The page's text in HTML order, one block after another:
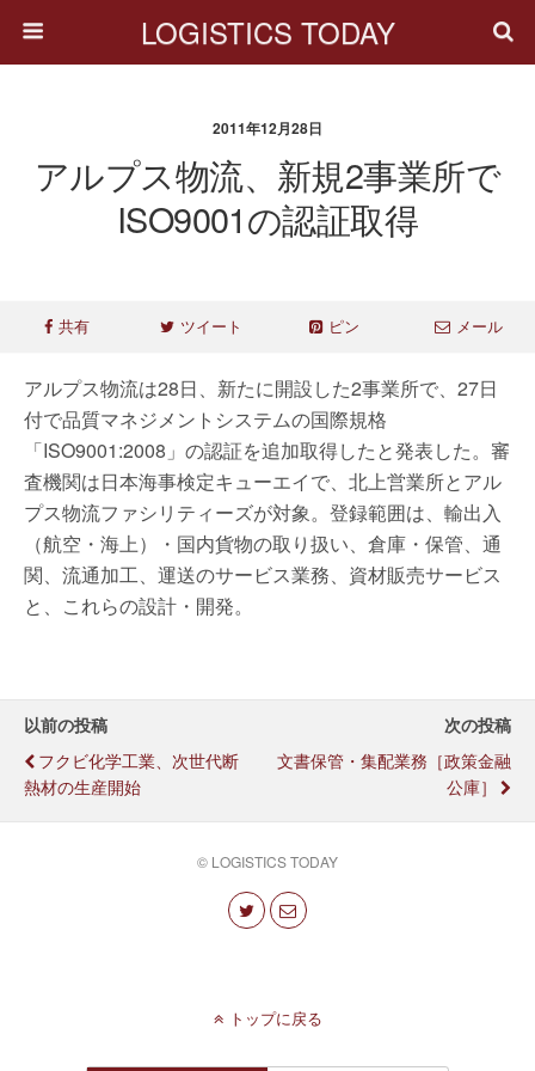
LOGISTICS TODAY
2011年12月28日
アルプス物流、新規2事業所で
ISO9001の認証取得
共有 ツイート ピン メール
アルプス物流は28日、新たに開設した2事業所で、27日
付で品質マネジメントシステムの国際規格
「ISO9001:2008」の認証を追加取得したと発表した。審
査機関は日本海事検定キューエイで、北上営業所とアル
プス物流ファシリティーズが対象。登録範囲は、輸出入
（航空・海上）・国内貨物の取り扱い、倉庫・保管、通
関、流通加工、運送のサービス業務、資材販売サービス
と、これらの設計・開発。
以前の投稿
フクビ化学工業、次世代断
熱材の生産開始
次の投稿
文書保管・集配業務［政策金融
公庫］
© LOGISTICS TODAY
トップに戻る